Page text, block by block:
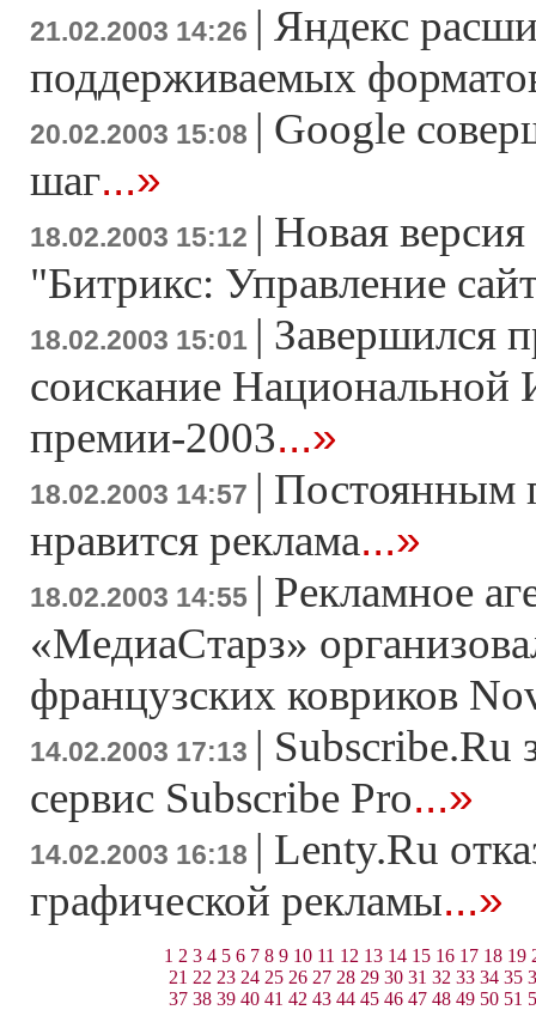
21.02.2003 14:26 | Яндекс
поддерживаемых
20.02.2003 15:08 | Google
шаг...»
18.02.2003 15:12 | Новая
"Битрикс: Управление
18.02.2003 15:01 | Завершился
соискание Национальной
премии-2003...»
18.02.2003 14:57 | Постоянным
нравится реклама...»
18.02.2003 14:55 | Рекламное
«МедиаСтарз»
французских ковриков
14.02.2003 17:13 | Subscribe.Ru
сервис Subscribe Pro...»
14.02.2003 16:18 | Lenty.Ru
графической рекламы...»
1 2 3 4 5 6 7 8 9 10 11 12 13 14 15 16 17 18 19
21 22 23 24 25 26 27 28 29 30 31 32 33 34 35
37 38 39 40 41 42 43 44 45 46 47 48 49 50 51